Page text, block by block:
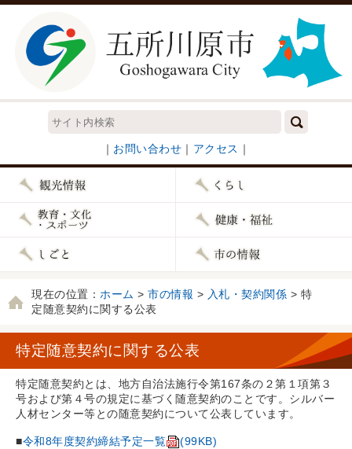
｜ お問い合わせ ｜ アクセス ｜
現在の位置： ホーム > 市の情報 > 入札・契約関係 > 特
定随意契約に関する公表
特定随意契約に関する公表
特定随意契約とは、地方自治法施行令第167条の２第１項第３
号および第４号の規定に基づく随意契約のことです。シルバー
人材センター等との随意契約について公表しています。
■令和8年度契約締結予定一覧 (99KB)